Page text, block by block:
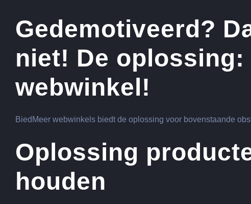
Gedemotiveerd?
niet! De oplossing:
webwinkel!
BiedMeer webwinkels biedt de oplossing voor bovenstaande
Oplossing
houden